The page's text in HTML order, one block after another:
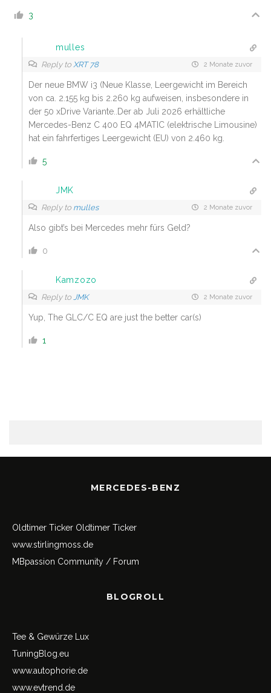
3
mulles
Reply to XRT 78 2 Monate zuvor
Der neue BMW i3 (Neue Klasse, Leergewicht im Bereich
von ca. 2.155 kg bis 2.260 kg aufweisen, insbesondere in
der 50 xDrive Variante..Der ab Juli 2026 erhältliche
Mercedes-Benz C 400 EQ 4MATIC (elektrische Limousine)
hat ein fahrfertiges Leergewicht (EU) von 2.460 kg.
5
JMK
Reply to mulles 2 Monate zuvor
Also gibt’s bei Mercedes mehr fürs Geld?
0
Kamzozo
Reply to JMK 2 Monate zuvor
Yup, The GLC/C EQ are just the better car(s)
1
MERCEDES-BENZ
Oldtimer Ticker Oldtimer Ticker
www.stirlingmoss.de
MBpassion Community / Forum
BLOGROLL
Tee & Gewürze Lux
TuningBlog.eu
www.autophorie.de
www.evtrend.de